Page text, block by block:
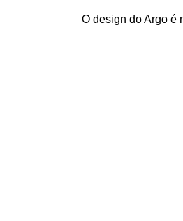
O design do Argo é